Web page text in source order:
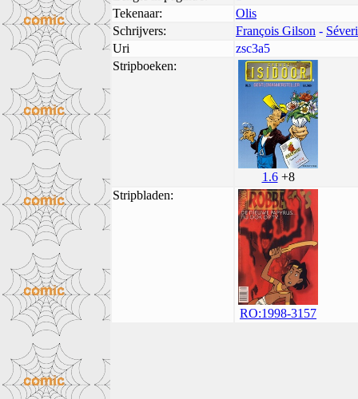
Tekenaar:
Olis
Schrijvers:
François Gilson -
Uri
zsc3a5
Stripboeken:
1.6+8
Stripbladen:
RO:1998-3157